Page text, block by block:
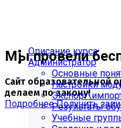
Мы провели
Сайт образовательной
делаем по закону!
ПодробнееПолучить
Описание курса
Администратор
Основные
Настройки
Результаты
Учебные